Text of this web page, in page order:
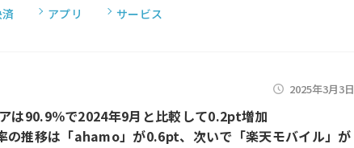
アプリ サービス
2025年3月3日
は90.9％で2024年9月と比較して0.2pt増加
の推移は「ahamo」が0.6pt、次いで「楽天モバイル」が